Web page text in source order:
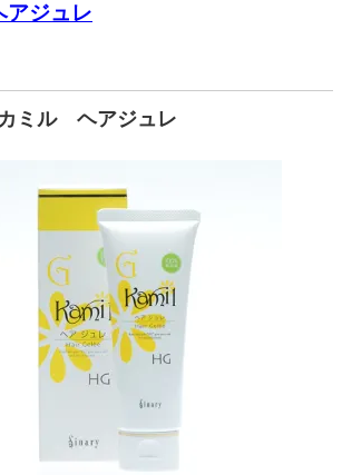
アジュレ
ミル ヘアジュレ